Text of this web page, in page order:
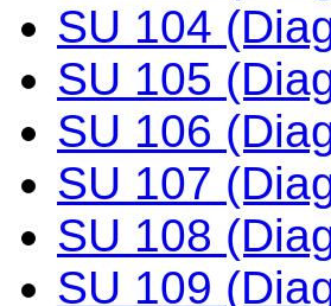
SU 104
SU 105
SU 106
SU 107
SU 108
SU 109